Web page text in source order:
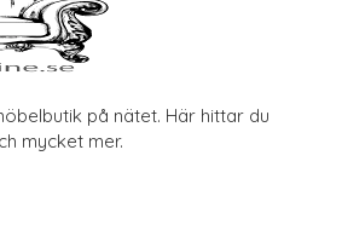
på nätet. Här hittar du
mycket mer.